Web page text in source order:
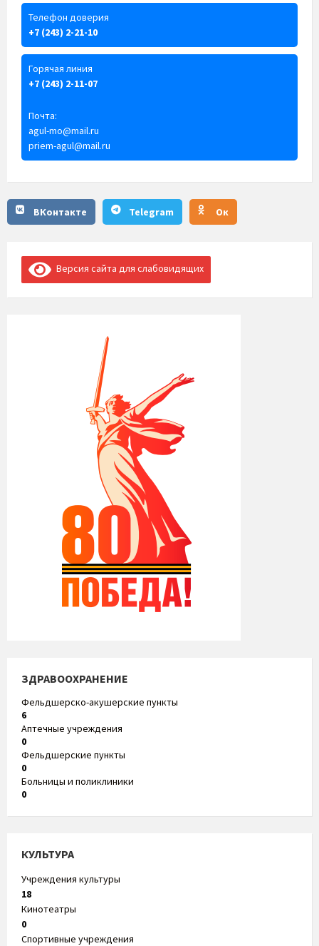
Телефон доверия
+7 (243) 2-21-10
Горячая линия
+7 (243) 2-11-07
Почта:
agul-mo@mail.ru
priem-agul@mail.ru
ВКонтакте Telegram Ок
Версия сайта для слабовидящих
ЗДРАВООХРАНЕНИЕ
Фельдшерско-акушерские пункты
6
Аптечные учреждения
0
Фельдшерские пункты
0
Больницы и поликлиники
0
КУЛЬТУРА
Учреждения культуры
18
Кинотеатры
0
Спортивные учреждения